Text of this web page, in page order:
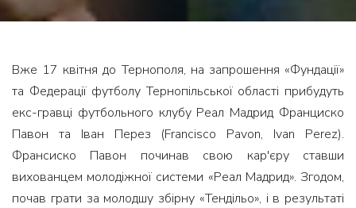
Вже 17 квітня до Тернополя, на запрошення «Фундації»
та Федерації футболу Тернопільської області прибудуть
екс-гравці футбольного клубу Реал Мадрид Франциско
Павон та Іван Перез (Francisco Pavon, Ivan Perez).
Франсиско Павон починав свою кар'єру ставши
вихованцем молодіжної системи «Реал Мадрид». Згодом,
почав грати за молодшу збірну «Тендільо», і в результаті